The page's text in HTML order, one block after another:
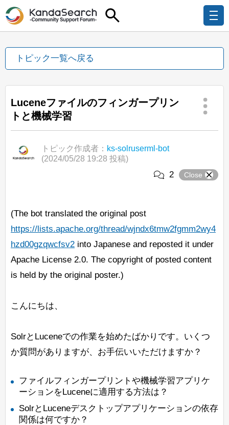
トピック一覧へ戻る
Luceneファイルのフィンガープリン
トと機械学習
トピック作成者： ks-solruserml-bot
(2024/05/28 19:28 投稿)
2 Close
(The bot translated the original post
https://lists.apache.org/thread/wjndx6tmw2fgmm2wy4
hzd00gzqwcfsv2 into Japanese and reposted it under
Apache License 2.0. The copyright of posted content
is held by the original poster.)
こんにちは、
SolrとLuceneでの作業を始めたばかりです。いくつ
か質問がありますが、お手伝いいただけますか？
ファイルフィンガープリントや機械学習アプリケ
ーションをLuceneに適用する方法は？
SolrとLuceneデスクトップアプリケーションの依存
関係は何ですか？